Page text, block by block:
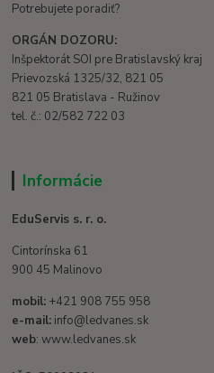
Potrebujete poradiť?
ORGÁN DOZORU:
Inšpektorát SOI pre Bratislavský kraj
Prievozská 1325/32, 821 05
821 05 Bratislava - Ružinov
tel. č.: 02/582 722 03
Informácie
EduServis s. r. o.
Cintorínska 61
900 45 Malinovo
mobil: +421 908 755 958
e-mail: info@ledvanes.sk
web: www.ledvanes.sk